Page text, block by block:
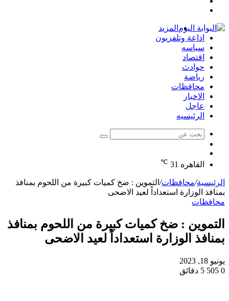
المزيد
اذاعة وتلفزيون
سياسه
اقتصاد
حوادث
رياضة
محافظات
الاخبار
عاجل
الرئيسيه
بحث
عشوائي
القاهره 31
℃
الرئيسية/محافظات/ التموين : ضخ كميات كبيرة من اللحوم بمنافذ
بمنافذ الوزارة استعداداً لعيد الاضحى
محافظات
التموين : ضخ كميات كبيرة من اللحوم بمنافذ
بمنافذ الوزارة استعداداً لعيد الاضحى
يونيو 18, 2023
0
5 دقائق